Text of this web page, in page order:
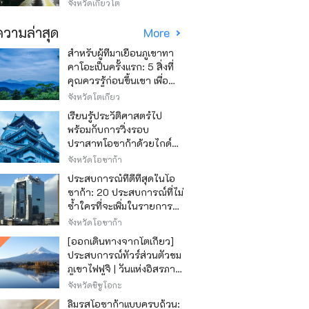
จังหวัดเกียวโต
ามล่าสุด More
สำหรับผู้ที่มาเยือนภูเขาทา
คาโอะเป็นครั้งแรก: 5 สิ่งที่
คุณควรรู้ก่อนขึ้นเขา เพื่อ
ให้การปีนเขาเป็นไปอย่าง
สนุกสนาน
จังหวัดโตเกียว
เรียนรู้ประวัติศาสตร์ไป
พร้อมกับการวิ่งรอบ
ปราสาทโอซาก้าด้วยไกด์
เสียง "วิ่ง วิ่ง เรียนรู้"
จังหวัดโอซาก้า
ประสบการณ์ที่ดีที่สุดในโอ
ซาก้า: 20 ประสบการณ์ที่ไม่
ซ้ำใครที่จะเพิ่มในรายการสิ่ง
ที่อยากทำในการเดินทาง
ของคุณ
จังหวัดโอซาก้า
[ออกเดินทางจากโตเกียว]
ประสบการณ์ทัวร์ส่วนตัวชม
ภูเขาไฟฟูจิ | วันแห่งอิสรภาพ
สุดหรู
จังหวัดชิซูโอกะ
ลิ้มรสโอซาก้าแบบครบถ้วน: